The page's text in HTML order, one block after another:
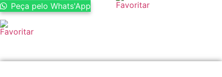
Peça pelo Whats'App